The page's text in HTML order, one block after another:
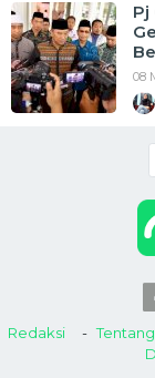
Pj
08
Redaksi